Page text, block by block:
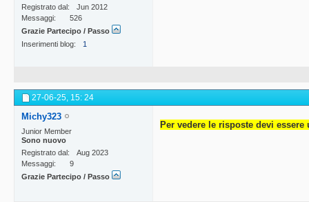
Registrato dal
Jun 2012
Messaggi
526
Grazie Partecipo / Passo
Inserimenti blog
1
27-06-25, 15: 24
Michy323
Junior Member
Sono nuovo
Registrato dal
Aug 2023
Messaggi
9
Grazie Partecipo / Passo
Per vedere le risposte devi